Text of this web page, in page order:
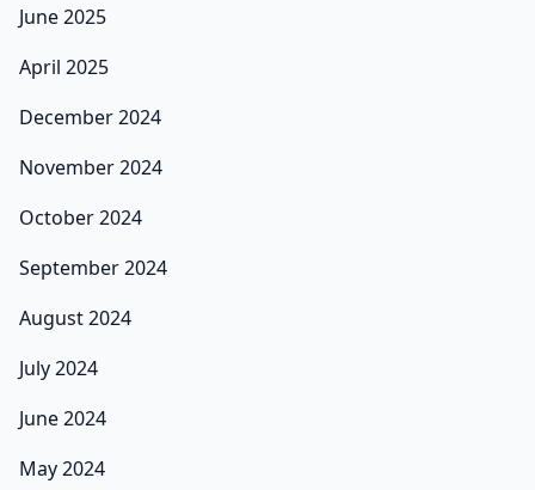
June 2025
April 2025
December 2024
November 2024
October 2024
September 2024
August 2024
July 2024
June 2024
May 2024